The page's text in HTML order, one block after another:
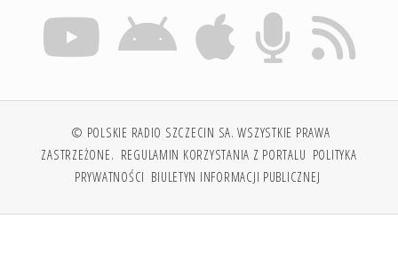
© POLSKIE RADIO SZCZECIN SA. WSZYSTKIE PRAWA
ZASTRZEŻONE. REGULAMIN KORZYSTANIA Z PORTALU POLITYKA
PRYWATNOŚCI BIULETYN INFORMACJI PUBLICZNEJ